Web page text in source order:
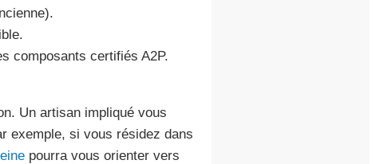
composants certifiés A2P.
Un artisan impliqué vous
exemple, si vous résidez dans
pourra vous orienter vers